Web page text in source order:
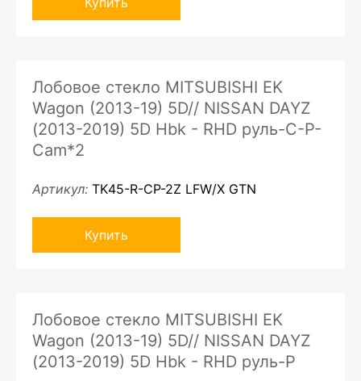
Лобовое стекло MITSUBISHI EK
Wagon (2013-19) 5D// NISSAN DAYZ
(2013-2019) 5D Hbk - RHD руль-C-P-
Cam*2
Артикул: TK45-R-CP-2Z LFW/X GTN
Купить
Лобовое стекло MITSUBISHI EK
Wagon (2013-19) 5D// NISSAN DAYZ
(2013-2019) 5D Hbk - RHD руль-P